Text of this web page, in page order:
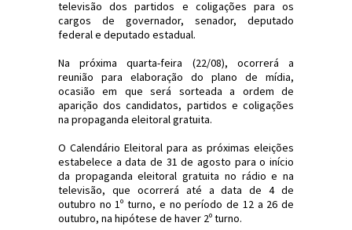
televisão dos partidos e coligações para os
cargos de governador, senador, deputado
federal e deputado estadual.
Na próxima quarta-feira (22/08), ocorrerá a
reunião para elaboração do plano de mídia,
ocasião em que será sorteada a ordem de
aparição dos candidatos, partidos e coligações
na propaganda eleitoral gratuita.
O Calendário Eleitoral para as próximas eleições
estabelece a data de 31 de agosto para o início
da propaganda eleitoral gratuita no rádio e na
televisão, que ocorrerá até a data de 4 de
outubro no 1º turno, e no período de 12 a 26 de
outubro, na hipótese de haver 2º turno.